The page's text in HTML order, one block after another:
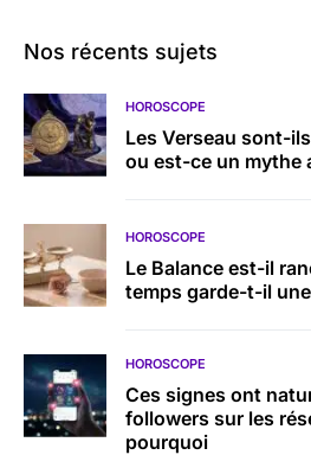
Nos récents sujets
HOROSCOPE
Les Verseau sont-
ou est-ce un mythe
HOROSCOPE
Le Balance est-il
temps garde-t-il
HOROSCOPE
Ces signes ont
followers sur les
pourquoi